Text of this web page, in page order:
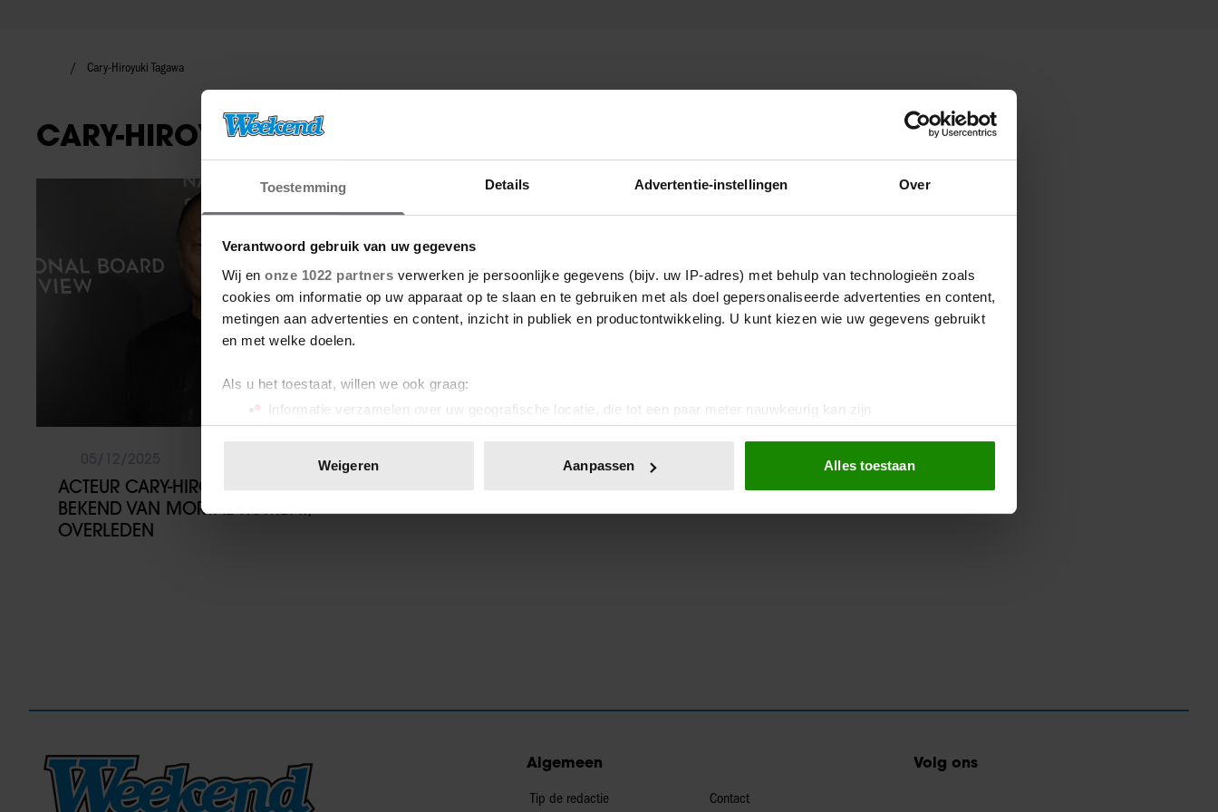
Toestemming Details Advertentie-instellingen Over
Verantwoord gebruik van uw gegevens
Wij en onze 1022 partners verwerken je persoonlijke gegevens (bijv. uw IP-adres) met behulp van technologieën zoals
cookies om informatie op uw apparaat op te slaan en te gebruiken met als doel gepersonaliseerde advertenties en content,
metingen aan advertenties en content, inzicht in publiek en productontwikkeling. U kunt kiezen wie uw gegevens gebruikt
en met welke doelen.
Als u het toestaat, willen we ook graag:
Informatie verzamelen over uw geografische locatie, die tot een paar meter nauwkeurig kan zijn
Uw apparaat identificeren door het actief te scannen op specifieke eigenschappen (fingerprinting)
toestemming op elk moment wijzigen of intrekken in de Cookieverklaring.
We gebruiken cookies om content en advertenties te personaliseren, om functies voor social media te bieden en om ons
Weigeren Aanpassen Alles toestaan
Cary-Hiroyuki Tagawa
CARY-HIROYUKI TAGAWA
ACTEUR CARY-HIROYUKI TAGAWA,
BEKEND VAN MORTAL KOMBAT,
OVERLEDEN
Algemeen
Tip de redactie Contact
Volg ons